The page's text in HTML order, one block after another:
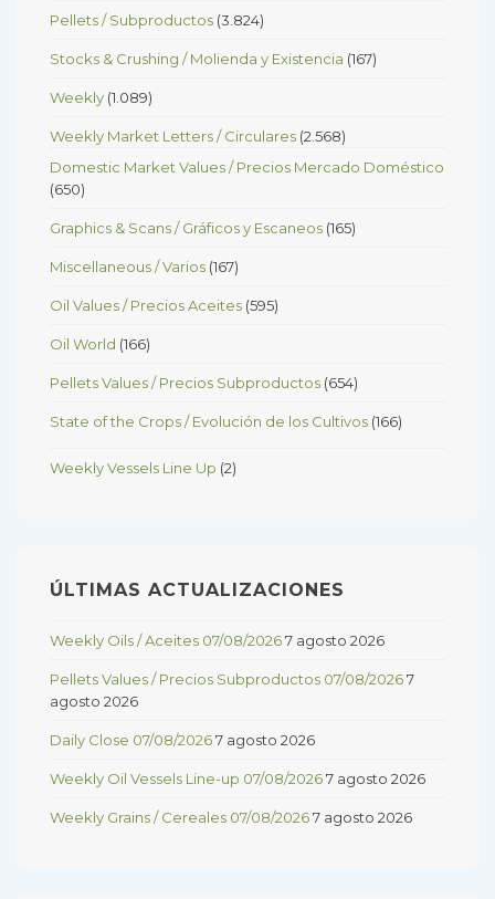
Pellets / Subproductos (3.824)
Stocks & Crushing / Molienda y Existencia (167)
Weekly (1.089)
Weekly Market Letters / Circulares (2.568)
Domestic Market Values / Precios Mercado Doméstico
(650)
Graphics & Scans / Gráficos y Escaneos (165)
Miscellaneous / Varios (167)
Oil Values / Precios Aceites (595)
Oil World (166)
Pellets Values / Precios Subproductos (654)
State of the Crops / Evolución de los Cultivos (166)
Weekly Vessels Line Up (2)
ÚLTIMAS ACTUALIZACIONES
Weekly Oils / Aceites 07/08/20267 agosto 2026
Pellets Values / Precios Subproductos 07/08/20267
agosto 2026
Daily Close 07/08/20267 agosto 2026
Weekly Oil Vessels Line-up 07/08/20267 agosto 2026
Weekly Grains / Cereales 07/08/20267 agosto 2026